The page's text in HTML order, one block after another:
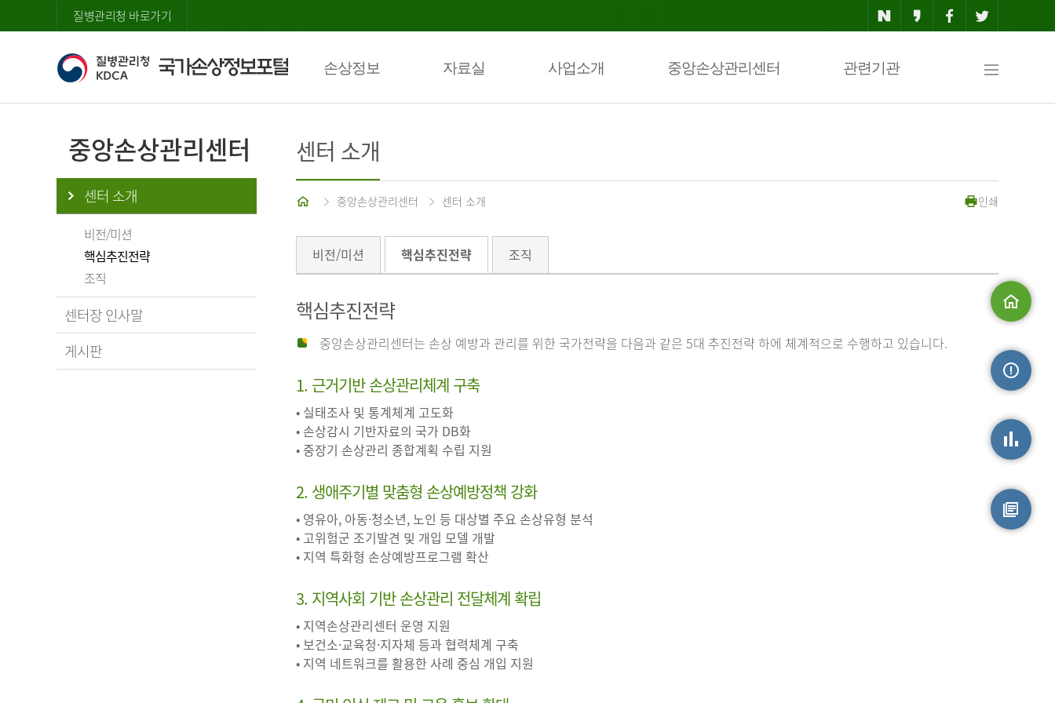
질병관리청 바로가기
손상정보 자료실 사업소개 중앙손상관리센터 관련기관
맵
중앙손상관리센터
센터 소개
비전/미션
핵심추진전략
조직
센터장 인사말
게시판
센터 소개
중앙손상관리센터 센터 소개 인쇄
비전/미션 핵심추진전략 조직
핵심추진전략
중앙손상관리센터는 손상 예방과 관리를 위한 국가전략을 다음과 같은 5대 추진전략 하에 체계적으로 수행하고 있습니다.
1. 근거기반 손상관리체계 구축
• 실태조사 및 통계체계 고도화
• 손상감시 기반자료의 국가 DB화
• 중장기 손상관리 종합계획 수립 지원
2. 생애주기별 맞춤형 손상예방정책 강화
• 영유아, 아동·청소년, 노인 등 대상별 주요 손상유형 분석
• 고위험군 조기발견 및 개입 모델 개발
• 지역 특화형 손상예방프로그램 확산
3. 지역사회 기반 손상관리 전달체계 확립
• 지역손상관리센터 운영 지원
• 보건소·교육청·지자체 등과 협력체계 구축
• 지역 네트워크를 활용한 사례 중심 개입 지원